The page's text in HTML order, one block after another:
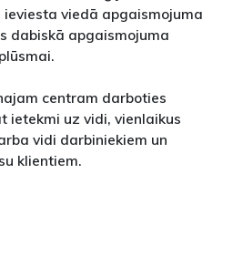
viedā apgaismojuma
dabiskā apgaismojuma
centram darboties
ietekmi uz vidi, vienlaikus
vidi darbiniekiem un
klientiem.